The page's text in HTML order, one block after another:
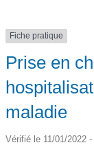
Fiche pratique
Prise en
maladie
Vérifié le 11/01/2022